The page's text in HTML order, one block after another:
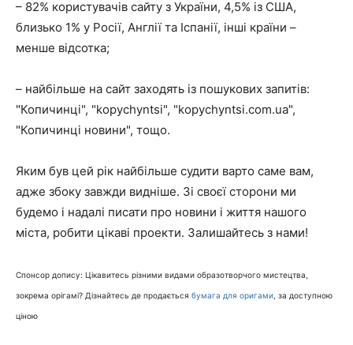
– 82% користувачів сайту з України, 4,5% із США,
близько 1% у Росії, Англії та Іспанії, інші країни –
менше відсотка;
– найбільше на сайт заходять із пошукових запитів:
"Копичинці", "kopychyntsi", "kopychyntsi.com.ua",
"Копичинці новини", тощо.
Яким був цей рік найбільше судити варто саме вам,
адже збоку завжди видніше. Зі своєї сторони ми
будемо і надалі писати про новини і життя нашого
міста, робити цікаві проекти. Залишайтесь з нами!
Спонсор допису: Цікавитесь різними видами образотворчого мистецтва,
зокрема орігамі? Дізнайтесь де продається бумага для оригами , за доступною
ціною